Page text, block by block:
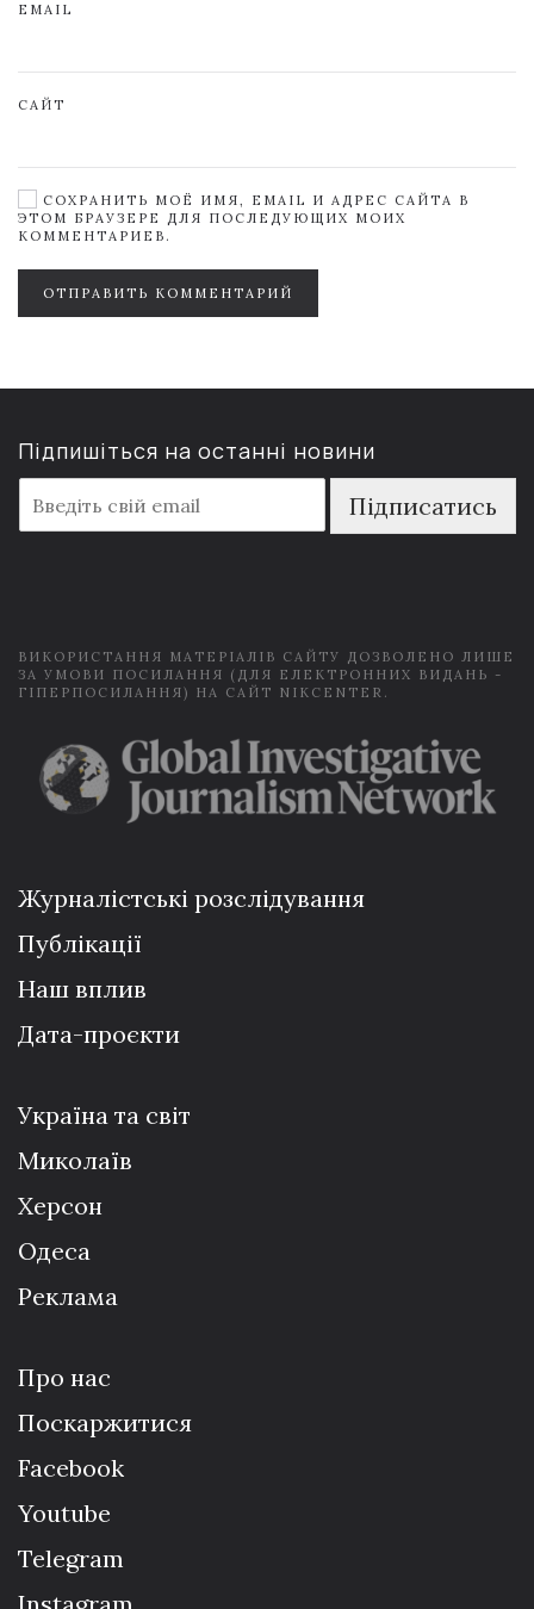
EMAIL
САЙТ
СОХРАНИТЬ МОЁ ИМЯ, EMAIL И АДРЕС САЙТА В
ЭТОМ БРАУЗЕРЕ ДЛЯ ПОСЛЕДУЮЩИХ МОИХ
КОММЕНТАРИЕВ.
ОТПРАВИТЬ КОММЕНТАРИЙ
Підпишіться на останні новини
m
a
Підписатись
ВИКОРИСТАННЯ МАТЕРІАЛІВ САЙТУ ДОЗВОЛЕНО ЛИШЕ
ЗА УМОВИ ПОСИЛАННЯ (ДЛЯ ЕЛЕКТРОННИХ ВИДАНЬ -
ГІПЕРПОСИЛАННЯ) НА САЙТ NIKCENTER.
Журналістські розслідування
Публікації
Наш вплив
Дата-проєкти
Україна та світ
Миколаїв
Херсон
Одеса
Реклама
Про нас
Поскаржитися
Facebook
Youtube
Telegram